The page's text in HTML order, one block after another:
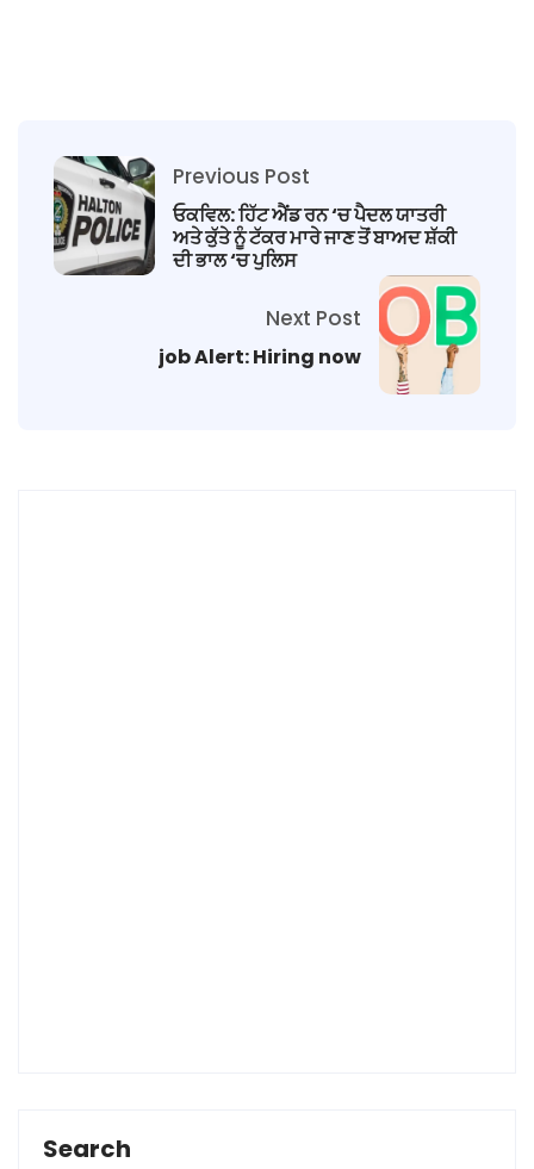
Previous Post
ਓਕਵਿਲ: ਹਿੱਟ ਐਂਡ ਰਨ ‘ਚ ਪੈਦਲ ਯਾਤਰੀ
ਅਤੇ ਕੁੱਤੇ ਨੂੰ ਟੱਕਰ ਮਾਰੇ ਜਾਣ ਤੋਂ ਬਾਅਦ ਸ਼ੱਕੀ
ਦੀ ਭਾਲ ‘ਚ ਪੁਲਿਸ
Next Post
job Alert: Hiring now
Search